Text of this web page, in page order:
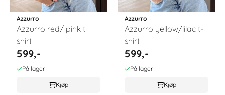
Azzurro
Azzurro red/ pink t
shirt
599,-
På lager
Kjøp
Azzurro
Azzurro yellow/lilac t-
shirt
599,-
På lager
Kjøp